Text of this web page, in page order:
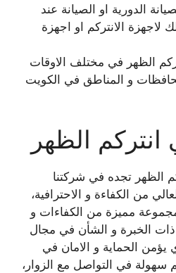
الدورية او الصيانة عند
لاجهزة الانتركم او اجهزة
الظهر في مختلف الاوقات
و المناطق في الكويت
الظهر
الظهر تجده في شركتنا
من الكفاءة و الاحترافية،
مميزة من الكفاءات و
ذات الخبرة و الشأن في مجال
يؤمن الحماية و الامان في
سهولة في التواصل مع الزوار،